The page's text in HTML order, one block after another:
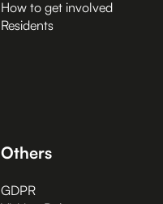
How to get involved
Residents
Others
GDPR